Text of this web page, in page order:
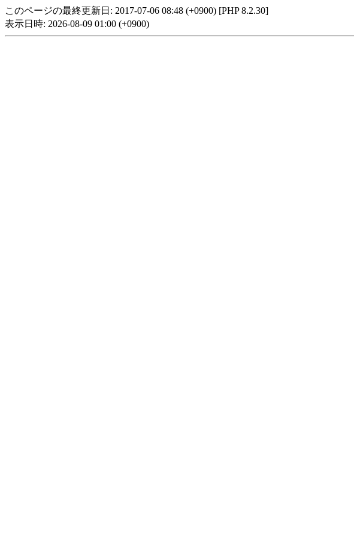
このページの最終更新日: 2017-07-06 08:48 (+0900) [PHP 8.2.30]
表示日時: 2026-08-09 01:00 (+0900)